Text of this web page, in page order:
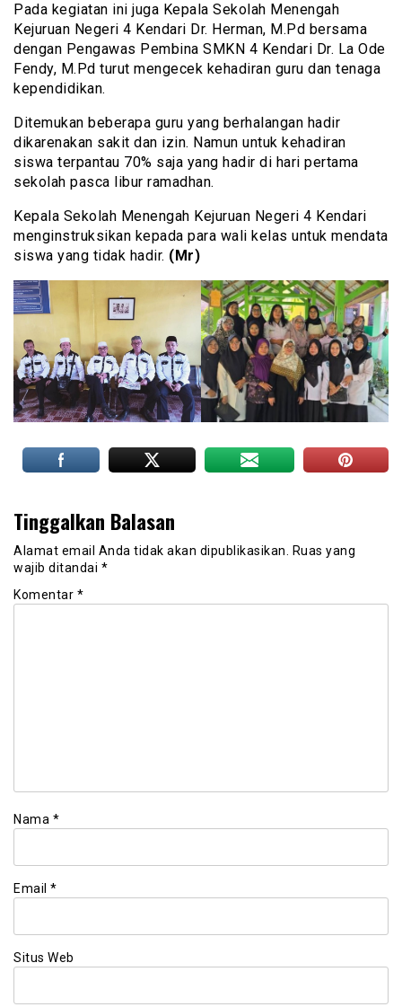
Pada kegiatan ini juga Kepala Sekolah Menengah
Kejuruan Negeri 4 Kendari Dr. Herman, M.Pd bersama
dengan Pengawas Pembina SMKN 4 Kendari Dr. La Ode
Fendy, M.Pd turut mengecek kehadiran guru dan tenaga
kependidikan.
Ditemukan beberapa guru yang berhalangan hadir
dikarenakan sakit dan izin. Namun untuk kehadiran
siswa terpantau 70% saja yang hadir di hari pertama
sekolah pasca libur ramadhan.
Kepala Sekolah Menengah Kejuruan Negeri 4 Kendari
menginstruksikan kepada para wali kelas untuk mendata
siswa yang tidak hadir. (Mr)
Tinggalkan Balasan
Alamat email Anda tidak akan dipublikasikan.
Ruas yang
wajib ditandai *
Komentar *
Nama *
Email *
Situs Web